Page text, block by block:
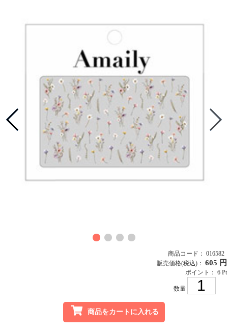
商品コード： 016582
販売価格(税込)： 605 円
ポイント： 6 Pt
数量
商品をカートに入れる